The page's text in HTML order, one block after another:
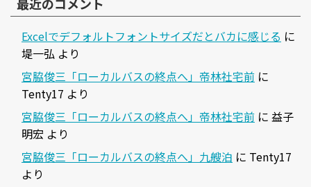
最近のコメント
Excelでデフォルトフォントサイズだとバカに感じる に
堤一弘 より
宮脇俊三「ローカルバスの終点へ」帝林社宅前 に
Tenty17 より
宮脇俊三「ローカルバスの終点へ」帝林社宅前 に 益子
明宏 より
宮脇俊三「ローカルバスの終点へ」九艘泊 に Tenty17
より